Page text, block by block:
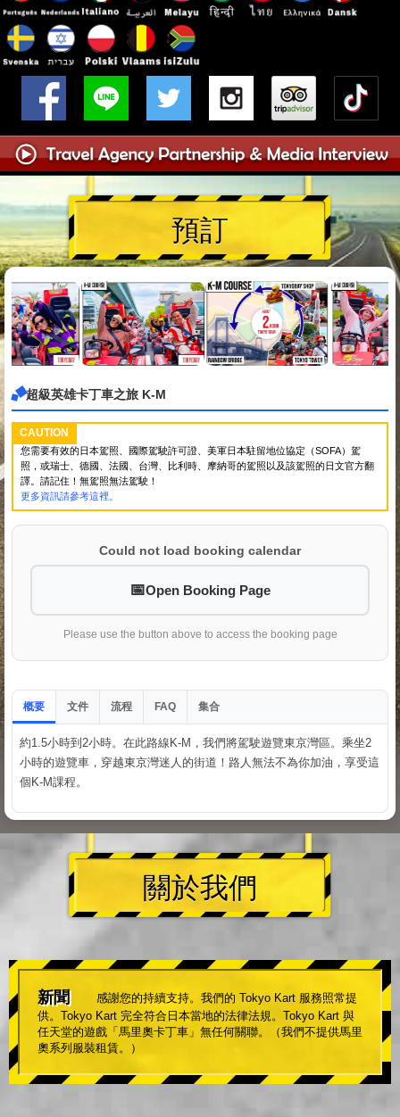
預訂
超級英雄卡丁車之旅 K-M
CAUTION
您需要有效的日本駕照、國際駕駛許可證、美軍日本駐留地位協定（SOFA）駕
照，或瑞士、德國、法國、台灣、比利時、摩納哥的駕照以及該駕照的日文官方翻
譯。請記住！無駕照無法駕駛！
更多資訊請參考這裡。
Could not load booking calendar
Open Booking Page
Please use the button above to access the booking page
概要 文件 流程 FAQ 集合
約1.5小時到2小時。在此路線K-M，我們將駕駛遊覽東京灣區。乘坐2
小時的遊覽車，穿越東京灣迷人的街道！路人無法不為你加油，享受這
個K-M課程。
關於我們
新聞
感謝您的持續支持。我們的 Tokyo Kart 服務照常提
供。Tokyo Kart 完全符合日本當地的法律法規。Tokyo Kart 與
任天堂的遊戲「馬里奧卡丁車」無任何關聯。（我們不提供馬里
奧系列服裝租賃。）